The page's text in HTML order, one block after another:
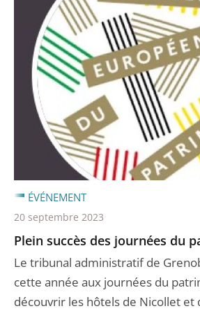
Plein succès des journées du
Le tribunal administratif de
cette année aux journées du
découvrir les hôtels de Nicollet et
ÉVÉNEMENT
20 septembre 2023